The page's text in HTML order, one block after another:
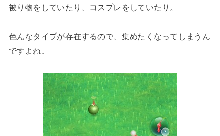
被り物をしていたり、コスプレをしていたり。
色んなタイプが存在するので、集めたくなってしまうん
ですよね。